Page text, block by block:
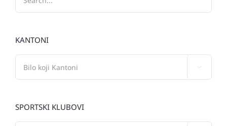
KANTONI
SPORTSKI KLUBOVI